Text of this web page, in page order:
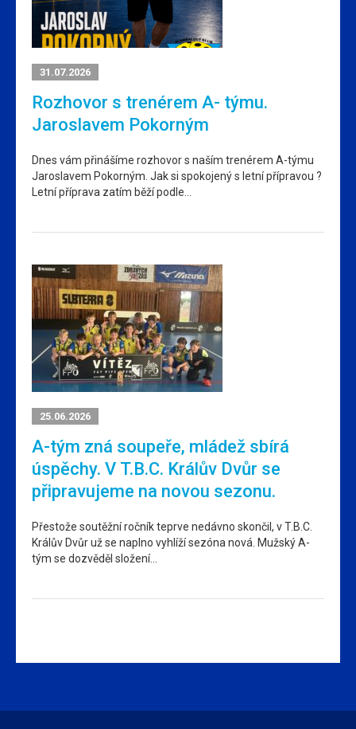
31.07.2026
Rozhovor s trenérem A- týmu.
Jaroslavem Pokorným
Dnes vám přinášíme rozhovor s naším trenérem A-týmu
Jaroslavem Pokorným. Jak si spokojený s letní přípravou ?
Letní příprava zatím běží podle…
25.06.2026
A-tým zná soupeře, mládež sbírá
úspěchy. V T.B.C. Králův Dvůr se
připravujeme na novou sezonu.
Přestože soutěžní ročník teprve nedávno skončil, v T.B.C.
Králův Dvůr už se naplno vyhlíží sezóna nová. Mužský A-
tým se dozvěděl složení…